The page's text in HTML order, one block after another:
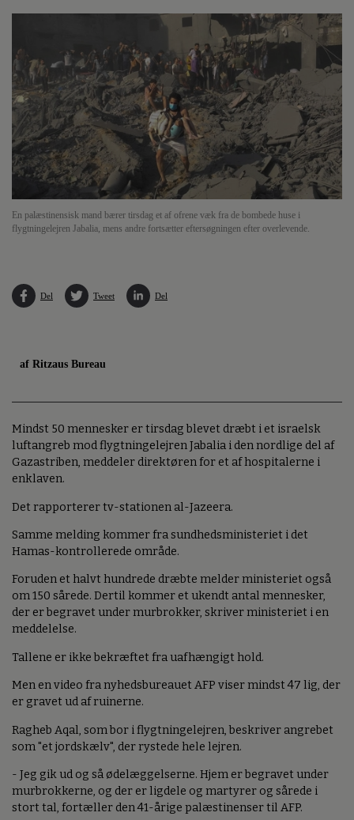
En palæstinensisk mand bærer tirsdag et af ofrene væk fra de bombede huse i
flygtningelejren Jabalia, mens andre fortsætter eftersøgningen efter overlevende.
Del Tweet Del
af Ritzaus Bureau
Mindst 50 mennesker er tirsdag blevet dræbt i et israelsk
luftangreb mod flygtningelejren Jabalia i den nordlige del af
Gazastriben, meddeler direktøren for et af hospitalerne i
enklaven.
Det rapporterer tv-stationen al-Jazeera.
Samme melding kommer fra sundhedsministeriet i det
Hamas-kontrollerede område.
Foruden et halvt hundrede dræbte melder ministeriet også
om 150 sårede. Dertil kommer et ukendt antal mennesker,
der er begravet under murbrokker, skriver ministeriet i en
meddelelse.
Tallene er ikke bekræftet fra uafhængigt hold.
Men en video fra nyhedsbureauet AFP viser mindst 47 lig, der
er gravet ud af ruinerne.
Ragheb Aqal, som bor i flygtningelejren, beskriver angrebet
som "et jordskælv", der rystede hele lejren.
- Jeg gik ud og så ødelæggelserne. Hjem er begravet under
murbrokkerne, og der er ligdele og martyrer og sårede i
stort tal, fortæller den 41-årige palæstinenser til AFP.